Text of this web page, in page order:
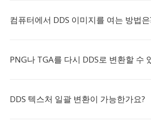
컴퓨터에서 DDS 이미지를 여는 방법은
PNG나 TGA를 다시 DDS로 변환할 수
DDS 텍스처 일괄 변환이 가능한가요?